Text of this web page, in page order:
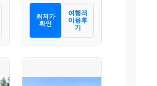
최저가
확인
여행객
이용후
기